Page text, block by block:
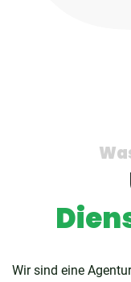
Wir sind eine